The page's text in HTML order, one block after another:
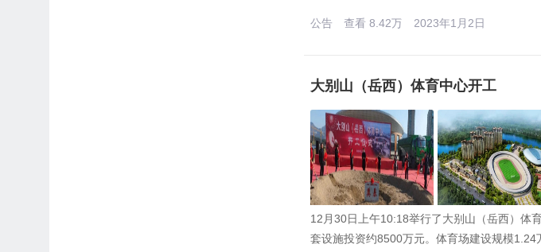
公告 查看 8.42万 2023年1月2日
大别山（岳西）体育中心开工
12月30日上午10:18举行了大别山（岳西）
套设施投资约8500万元。体育场建设规模1.24